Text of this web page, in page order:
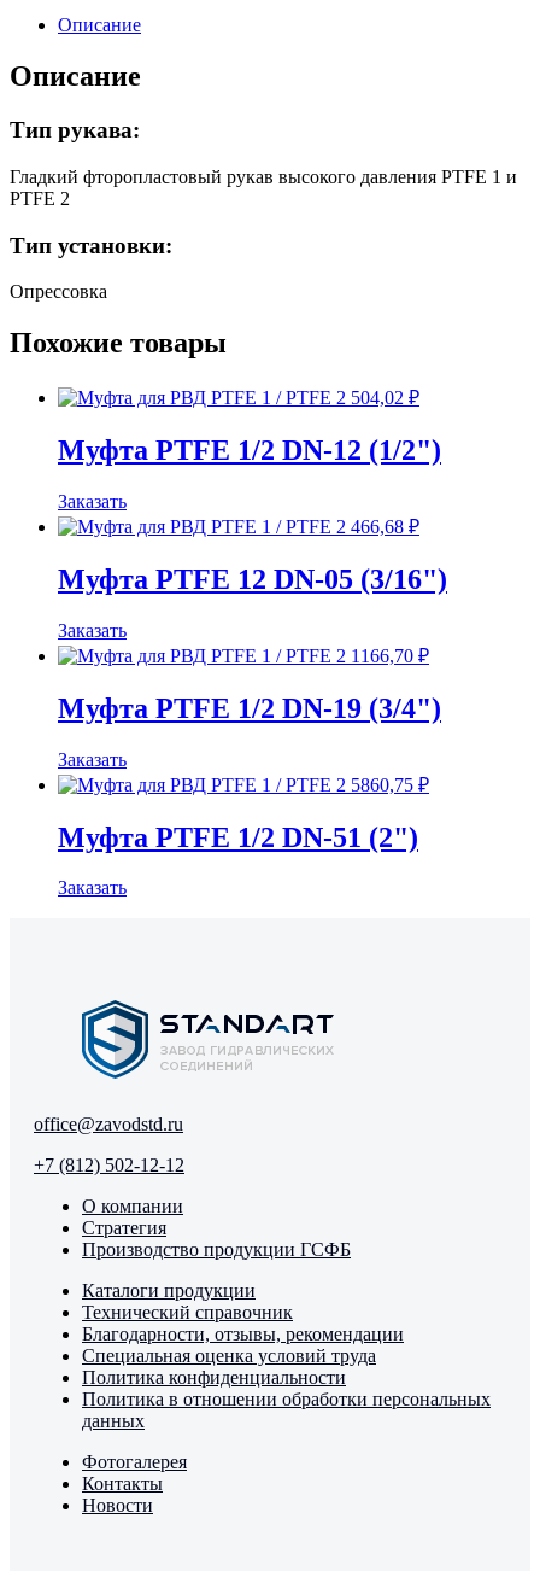
(5/8")
Описание
Описание
Тип рукава:
Гладкий фторопластовый рукав высокого давления PTFE 1 и
PTFE 2
Тип установки:
Опрессовка
Похожие товары
504,02 ₽
Муфта PTFE 1/2 DN-12 (1/2")
Заказать
466,68 ₽
Муфта PTFE 12 DN-05 (3/16")
Заказать
1166,70 ₽
Муфта PTFE 1/2 DN-19 (3/4")
Заказать
5860,75 ₽
Муфта PTFE 1/2 DN-51 (2")
Заказать
office@zavodstd.ru
+7 (812) 502-12-12
О компании
Стратегия
Производство продукции ГСФБ
Каталоги продукции
Технический справочник
Благодарности, отзывы, рекомендации
Специальная оценка условий труда
Политика конфиденциальности
Политика в отношении обработки персональных
данных
Фотогалерея
Контакты
Новости